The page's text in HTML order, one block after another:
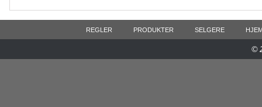
REGLER PRODUKTER SELGERE
©